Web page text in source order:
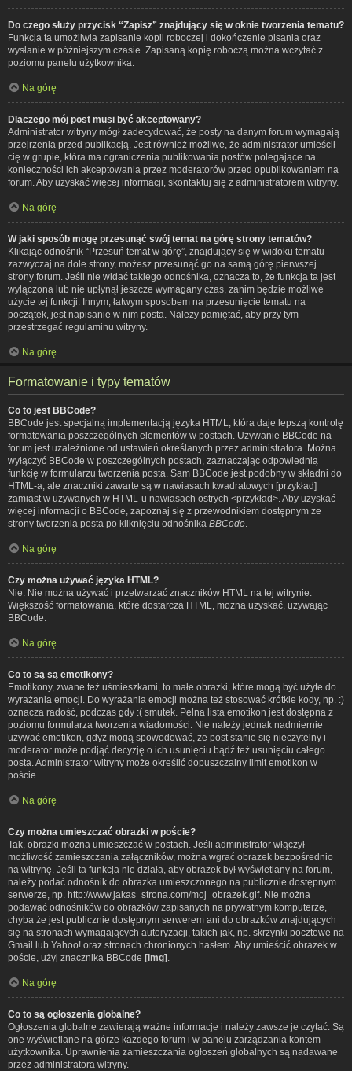
Do czego służy przycisk “Zapisz” znajdujący się w oknie tworzenia tematu?
Funkcja ta umożliwia zapisanie kopii roboczej i dokończenie pisania oraz
wysłanie w późniejszym czasie. Zapisaną kopię roboczą można wczytać z
poziomu panelu użytkownika.
Na górę
Dlaczego mój post musi być akceptowany?
Administrator witryny mógł zadecydować, że posty na danym forum wymagają
przejrzenia przed publikacją. Jest również możliwe, że administrator umieścił
cię w grupie, która ma ograniczenia publikowania postów polegające na
konieczności ich akceptowania przez moderatorów przed opublikowaniem na
forum. Aby uzyskać więcej informacji, skontaktuj się z administratorem witryny.
Na górę
W jaki sposób mogę przesunąć swój temat na górę strony tematów?
Klikając odnośnik “Przesuń temat w górę”, znajdujący się w widoku tematu
zazwyczaj na dole strony, możesz przesunąć go na samą górę pierwszej
strony forum. Jeśli nie widać takiego odnośnika, oznacza to, że funkcja ta jest
wyłączona lub nie upłynął jeszcze wymagany czas, zanim będzie możliwe
użycie tej funkcji. Innym, łatwym sposobem na przesunięcie tematu na
początek, jest napisanie w nim posta. Należy pamiętać, aby przy tym
przestrzegać regulaminu witryny.
Na górę
Formatowanie i typy tematów
Co to jest BBCode?
BBCode jest specjalną implementacją języka HTML, która daje lepszą kontrolę
formatowania poszczególnych elementów w postach. Używanie BBCode na
forum jest uzależnione od ustawień określanych przez administratora. Można
wyłączyć BBCode w poszczególnych postach, zaznaczając odpowiednią
funkcję w formularzu tworzenia posta. Sam BBCode jest podobny w składni do
HTML-a, ale znaczniki zawarte są w nawiasach kwadratowych [przykład]
zamiast w używanych w HTML-u nawiasach ostrych <przykład>. Aby uzyskać
więcej informacji o BBCode, zapoznaj się z przewodnikiem dostępnym ze
strony tworzenia posta po kliknięciu odnośnika BBCode
Na górę
Czy można używać języka HTML?
Nie. Nie można używać i przetwarzać znaczników HTML na tej witrynie.
Większość formatowania, które dostarcza HTML, można uzyskać, używając
BBCode.
Na górę
Co to są są emotikony?
Emotikony, zwane też uśmieszkami, to małe obrazki, które mogą być użyte do
wyrażania emocji. Do wyrażania emocji można też stosować krótkie kody, np. :)
oznacza radość, podczas gdy :( smutek. Pełna lista emotikon jest dostępna z
poziomu formularza tworzenia wiadomości. Nie należy jednak nadmiernie
używać emotikon, gdyż mogą spowodować, że post stanie się nieczytelny i
moderator może podjąć decyzję o ich usunięciu bądź też usunięciu całego
posta. Administrator witryny może określić dopuszczalny limit emotikon w
poście.
Na górę
Czy można umieszczać obrazki w poście?
Tak, obrazki można umieszczać w postach. Jeśli administrator włączył
możliwość zamieszczania załączników, można wgrać obrazek bezpośrednio
na witrynę. Jeśli ta funkcja nie działa, aby obrazek był wyświetlany na forum,
należy podać odnośnik do obrazka umieszczonego na publicznie dostępnym
serwerze, np. http://www.jakas_strona.com/moj_obrazek.gif. Nie można
podawać odnośników do obrazków zapisanych na prywatnym komputerze,
chyba że jest publicznie dostępnym serwerem ani do obrazków znajdujących
się na stronach wymagających autoryzacji, takich jak, np. skrzynki pocztowe na
Gmail lub Yahoo! oraz stronach chronionych hasłem. Aby umieścić obrazek w
poście, użyj znacznika BBCode [img]
Na górę
Co to są ogłoszenia globalne?
Ogłoszenia globalne zawierają ważne informacje i należy zawsze je czytać. Są
one wyświetlane na górze każdego forum i w panelu zarządzania kontem
użytkownika. Uprawnienia zamieszczania ogłoszeń globalnych są nadawane
przez administratora witryny.